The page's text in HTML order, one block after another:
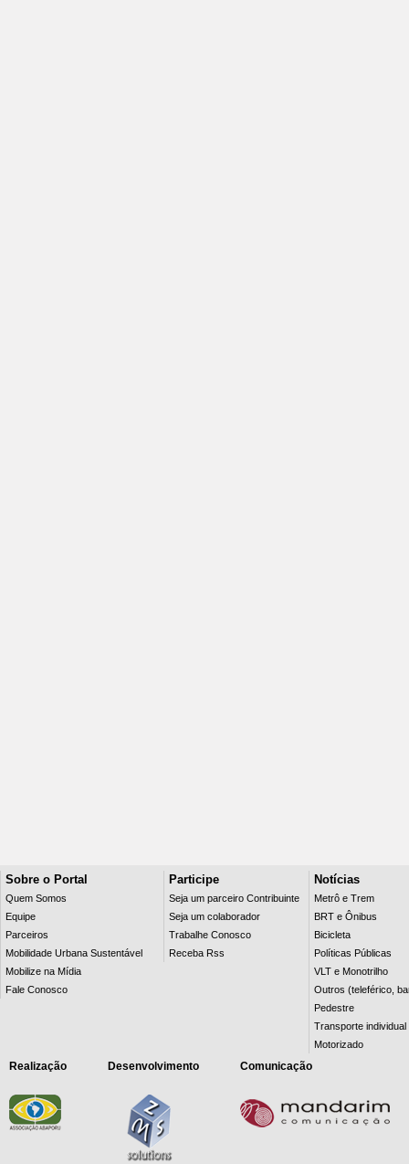
Sobre o Portal
Quem Somos
Equipe
Parceiros
Mobilidade Urbana Sustentável
Mobilize na Mídia
Fale Conosco
Participe
Seja um parceiro Contribuinte
Seja um colaborador
Trabalhe Conosco
Receba Rss
Notícias
Metrô e Trem
BRT e Ônibus
Bicicleta
Políticas Públicas
VLT e Monotrilho
Outros (teleférico,
Pedestre
Transporte individual
Motorizado
Realização Desenvolvimento Comunicação